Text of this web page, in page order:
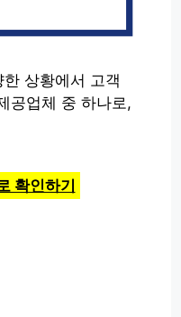
상황에서 고객
공업체 중 하나로,
확인하기